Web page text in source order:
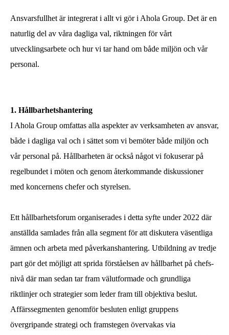
Ansvarsfullhet är integrerat i allt vi gör i Ahola Group. Det är en
naturlig del av våra dagliga val, riktningen för vårt
utvecklingsarbete och hur vi tar hand om både miljön och vår
personal.
1. Hållbarhetshantering
I Ahola Group omfattas alla aspekter av verksamheten av ansvar,
både i dagliga val och i sättet som vi bemöter både miljön och
vår personal på. Hållbarheten är också något vi fokuserar på
regelbundet i möten och genom återkommande diskussioner
med koncernens chefer och styrelsen.
Ett hållbarhetsforum organiserades i detta syfte under 2022 där
anställda samlades från alla segment för att diskutera väsentliga
ämnen och arbeta med påverkanshantering. Utbildning av tredje
part gör det möjligt att sprida förståelsen av hållbarhet på chefs-
nivå där man sedan tar fram välutformade och grundliga
riktlinjer och strategier som leder fram till objektiva beslut.
Affärssegmenten genomför besluten enligt gruppens
övergripande strategi och framstegen övervakas via